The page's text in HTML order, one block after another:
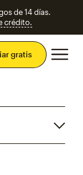
de 14 días.
crédito.
gratis